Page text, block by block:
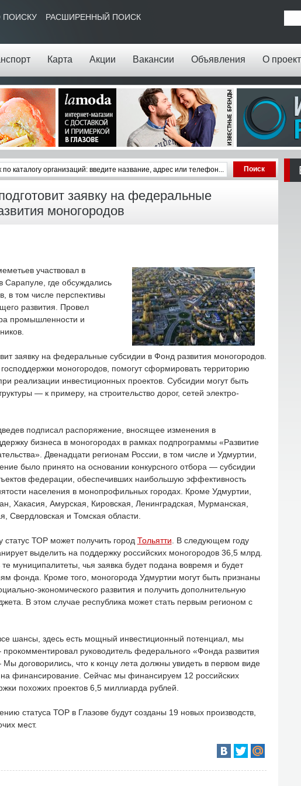
Карта Акции Вакансии Объявления О
ПОИСКУ РАСШИРЕННЫЙ ПОИСК
заявку на федеральные
моногородов
участвовал в
где обсуждались
в том числе перспективы
развития. Провел
промышленности и
заявку на федеральные субсидии в Фонд развития моногородов.
моногородов, помогут сформировать территорию
реализации инвестиционных проектов. Субсидии могут быть
— к примеру, на строительство дорог, сетей электро-
подписал распоряжение, вносящее изменения в
бизнеса в моногородах в рамках подпрограммы «Развитие
Двенадцати регионам России, в том числе и Удмуртии,
было принято на основании конкурсного отбора — субсидии
федерации, обеспечивших наибольшую эффективность
населения в монопрофильных городах. Кроме Удмуртии,
Хакасия, Амурская, Кировская, Ленинградская, Мурманская,
Свердловская и Томская области.
ТОР может получить город Тольятти . В следующем году
выделить на поддержку российских моногородов 36,5 млрд.
муниципалитеты, чья заявка будет подана вовремя и будет
фонда. Кроме того, моногорода Удмуртии могут быть признаны
экономического развития и получить дополнительную
В этом случае республика может стать первым регионом с
шансы, здесь есть мощный инвестиционный потенциал, мы
руководитель федерального «Фонда развития
договорились, что к концу лета должны увидеть в первом виде
на финансирование. Сейчас мы финансируем 12 российских
похожих проектов 6,5 миллиарда рублей.
статуса ТОР в Глазове будут созданы 19 новых производств,
мест.